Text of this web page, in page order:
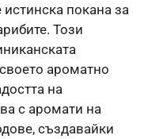
истинска покана за
Този
ароматно
на
с аромати на
създавайки